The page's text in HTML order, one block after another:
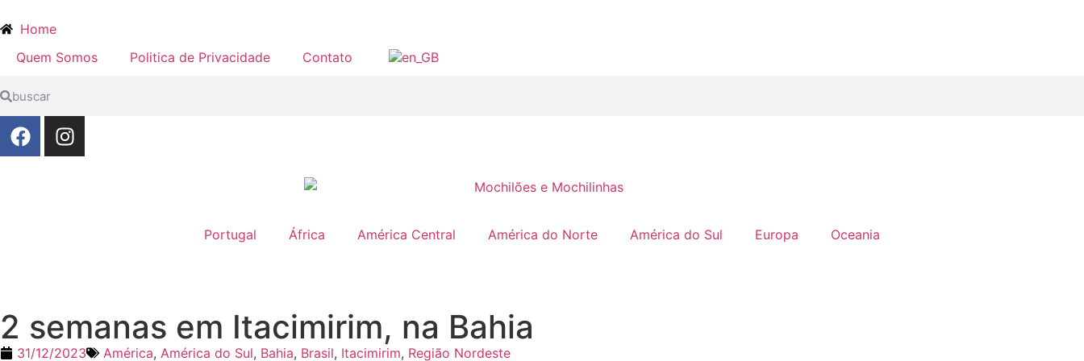
Home
Quem Somos
Politica de Privacidade Contato
Portugal África América Central América do Norte América do Sul Europa Oceania
2 semanas em Itacimirim, na Bahia
31/12/2023 América, América do Sul, Bahia, Brasil, Itacimirim, Região Nordeste